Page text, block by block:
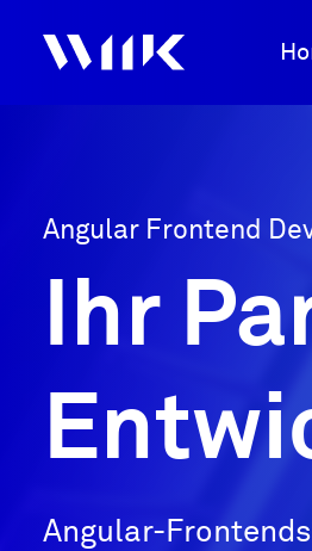
Angular Frontend
Ihr
Angular-